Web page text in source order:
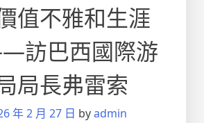
值不雅和生涯
訪巴西國際游
局長弗雷索
年 2 月 27 日 byadmin